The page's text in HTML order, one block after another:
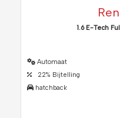
1.6 E-Tech
Automaat
22% Bijtelling
hatchback